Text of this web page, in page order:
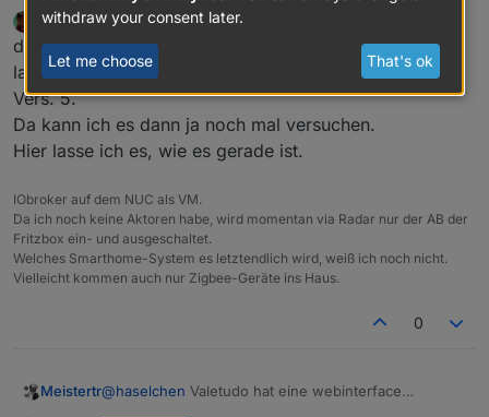
MathiasJwrote onJan 1, 2020, 7:11 AM
last edited by
da der Sauger sowieso hier bleibt, kann ich en aich so
lassen wie er ist. In's Haus kommen dann 2 Sauger der
Vers. 5.
Da kann ich es dann ja noch mal versuchen.
Hier lasse ich es, wie es gerade ist.
IObroker auf dem NUC als VM.
Da ich noch keine Aktoren habe, wird momentan via Radar nur der AB der
Fritzbox ein- und ausgeschaltet.
Welches Smarthome-System es letztendlich wird, weiß ich noch nicht.
Vielleicht kommen auch nur Zigbee-Geräte ins Haus.
0
Meistertr@haselchen Valetudo hat eine webinterface
withdraw your consent later.
Let me choose That's ok